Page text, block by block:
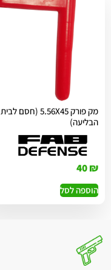
מק פורק 5.56X45 (חסם לבית
הבליעה)
40₪
הוספה לסל